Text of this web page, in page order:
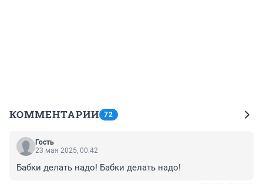
КОММЕНТАРИИ 72
Гость
23 мая 2025, 00:42
Бабки делать надо! Бабки делать надо!